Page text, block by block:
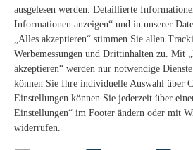
Fliesenkleber
Fugenmörtel
Fugendichtstoffe
Montagekleber
Natursteinverlegung
Bodenbelags- und
Wandspachtelmassen
Zubehör
PANDOMO®
ausgelesen werden. Detaillierte
Informationen anzeigen“ und in unserer
„Alles akzeptieren“ stimmen Sie allen
Werbemessungen und Drittinhalten zu. Mit
akzeptieren“ werden nur notwendige
können Sie Ihre individuelle Auswahl über
Einstellungen können Sie jederzeit über
Einstellungen“ im Footer ändern oder mit
widerrufen.